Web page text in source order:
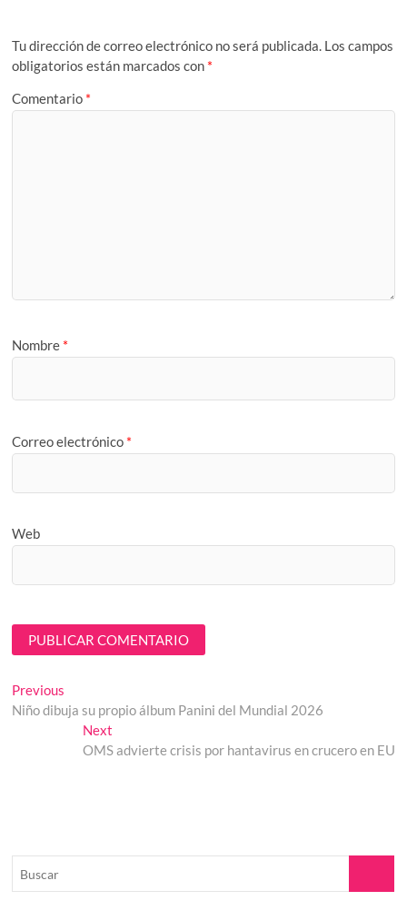
Tu dirección de correo electrónico no será publicada. Los campos
obligatorios están marcados con *
Comentario *
Nombre *
Correo electrónico *
Web
Navegación
de
entradas
Previous
post:
Niño dibuja su propio álbum Panini del Mundial 2026
NextNext
post:
OMS advierte crisis por hantavirus en crucero en EU